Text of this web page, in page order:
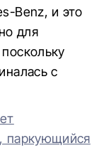
Benz, и это
для
с
паркующийся